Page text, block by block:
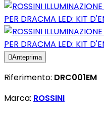
Anteprima
Riferimento: DRC001EM
Marca: ROSSINI